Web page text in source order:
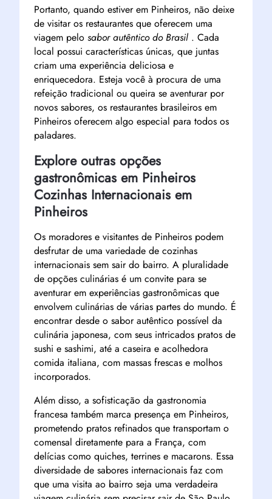
Portanto, quando estiver em Pinheiros, não deixe
de visitar os restaurantes que oferecem uma
viagem pelo sabor autêntico do Brasil . Cada
local possui características únicas, que juntas
criam uma experiência deliciosa e
enriquecedora. Esteja você à procura de uma
refeição tradicional ou queira se aventurar por
novos sabores, os restaurantes brasileiros em
Pinheiros oferecem algo especial para todos os
paladares.
Explore outras opções
gastronômicas em Pinheiros
Cozinhas Internacionais em
Pinheiros
Os moradores e visitantes de Pinheiros podem
desfrutar de uma variedade de cozinhas
internacionais sem sair do bairro. A pluralidade
de opções culinárias é um convite para se
aventurar em experiências gastronômicas que
envolvem culinárias de várias partes do mundo. É
encontrar desde o sabor autêntico possível da
culinária japonesa, com seus intricados pratos de
sushi e sashimi, até a caseira e acolhedora
comida italiana, com massas frescas e molhos
incorporados.
Além disso, a sofisticação da gastronomia
francesa também marca presença em Pinheiros,
prometendo pratos refinados que transportam o
comensal diretamente para a França, com
delícias como quiches, terrines e macarons. Essa
diversidade de sabores internacionais faz com
que uma visita ao bairro seja uma verdadeira